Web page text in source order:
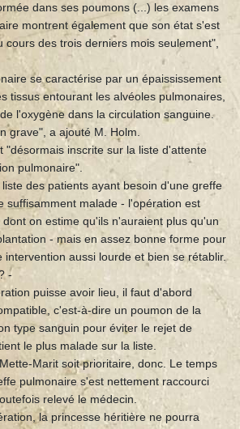
dans ses poumons (...) les examens
montrent également que son état s'est
cours des trois derniers mois seulement",
se caractérise par un épaississement
tissus entourant les alvéoles pulmonaires,
l'oxygène dans la circulation sanguine.
grave", a ajouté M. Holm.
"désormais inscrite sur la liste d'attente
pulmonaire".
des patients ayant besoin d'une greffe
suffisamment malade - l'opération est
on estime qu'ils n'auraient plus qu'un
- mais en assez bonne forme pour
intervention aussi lourde et bien se rétablir.
-
puisse avoir lieu, il faut d'abord
c'est-à-dire un poumon de la
type sanguin pour éviter le rejet de
le plus malade sur la liste.
Marit soit prioritaire, donc. Le temps
pulmonaire s'est nettement raccourci
relevé le médecin.
la princesse héritière ne pourra